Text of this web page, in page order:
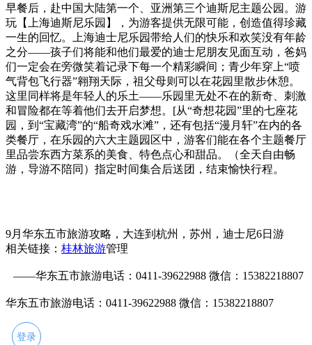
早餐后，赴中国大陆第一个、亚洲第三个迪斯尼主题公园。游
玩【上海迪斯尼乐园】，为游客提供无限可能，创造值得珍藏
一生的回忆。上海迪士尼乐园带给人们的快乐和欢笑没有年龄
之分——孩子们将能和他们最爱的迪士尼朋友见面互动，爸妈
们一定会在旁微笑着记录下每一个精彩瞬间；青少年穿上“喷
气背包飞行器”翱翔天际，祖父母则可以在花园里散步休憩。
这里同样将是年轻人的乐土——乐园里无处不在的新奇、刺激
和冒险都在等着他们去开启梦想。[从“奇想花园”里的七座花
园，到“宝藏湾”的“船奇戏水滩”，还有包括“漫月轩”在内的各
类餐厅，在乐园的六大主题园区中，游客们能在各个主题餐厅
里品尝东西方菜系的美食、特色点心和甜品。（全天自由畅
游，导游不陪同）指定时间集合后送团，结束愉快行程。
9月华东五市旅游攻略，大连到杭州，苏州，迪士尼6日游
相关链接： 桂林旅游管理
——华东五市旅游电话：0411-39622988 微信：15382218807
华东五市旅游电话：0411-39622988 微信：15382218807
登录